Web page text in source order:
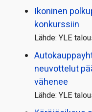
Ikoninen
konkurssiin
Lähde: YLE
neuvottelut
vähenee
Lähde: YLE